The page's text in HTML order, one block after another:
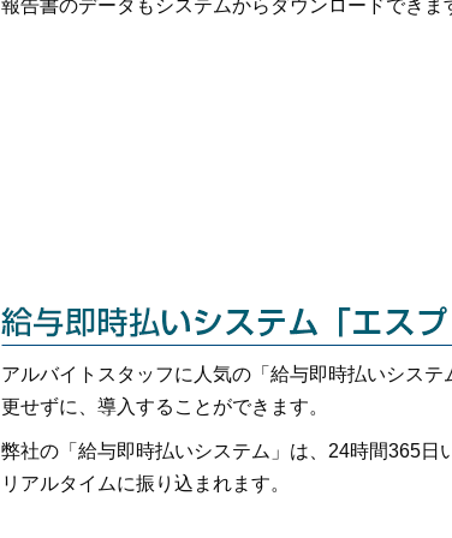
報告書のデータもシステムからダウンロードできま
アルバイトスタッフに人気の「給与即時払いシス
更せずに、導入することができます。
弊社の「給与即時払いシステム」は、24時間365日
リアルタイムに振り込まれます。